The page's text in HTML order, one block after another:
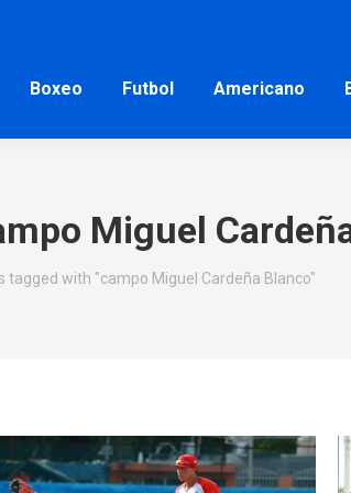
Boxeo Futbol Americano
Miguel
tagged with "campo Miguel Cardeña Blanco"